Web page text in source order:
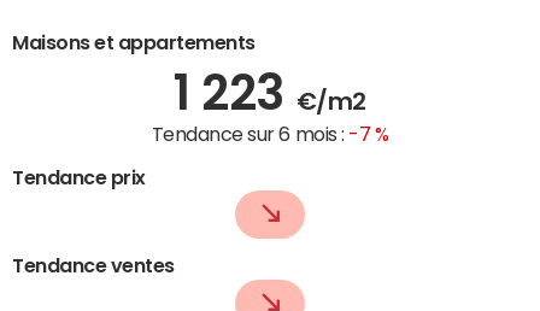
Maisons et appartements
1 223 €/m2
Tendance sur 6 mois : -7 %
Tendance prix
Tendance ventes